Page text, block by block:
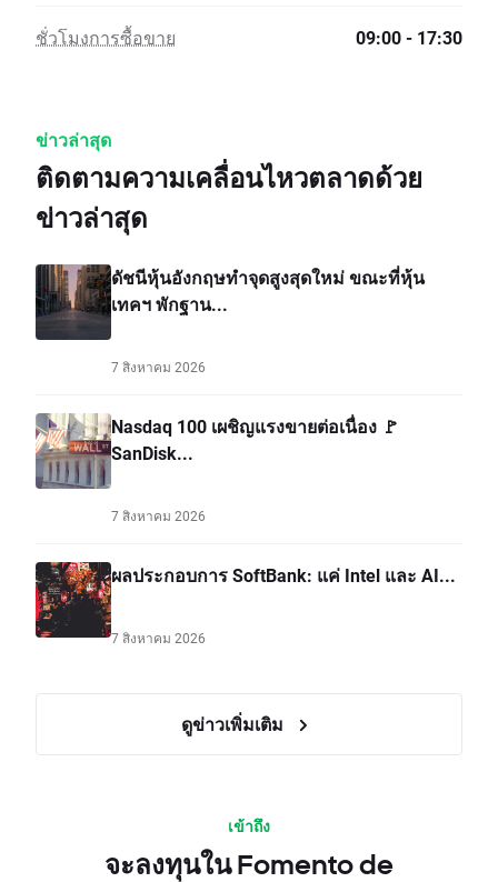
ชั่วโมงการซื้อขาย 09:00 - 17:30
ข่าวล่าสุด
ติดตามความเคลื่อนไหวตลาดด้วย
ข่าวล่าสุด
ดัชนีหุ้นอังกฤษทำจุดสูงสุดใหม่ ขณะที่หุ้น
เทคฯ พักฐาน...
7 สิงหาคม 2026
Nasdaq 100 เผชิญแรงขายต่อเนื่อง 🚩
SanDisk...
7 สิงหาคม 2026
ผลประกอบการ SoftBank: แค่ Intel และ AI...
7 สิงหาคม 2026
ดูข่าวเพิ่มเติม
เข้าถึง
จะลงทุนใน Fomento de